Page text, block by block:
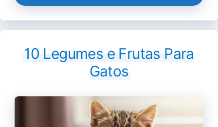
10 Legumes e Frutas Para
Gatos